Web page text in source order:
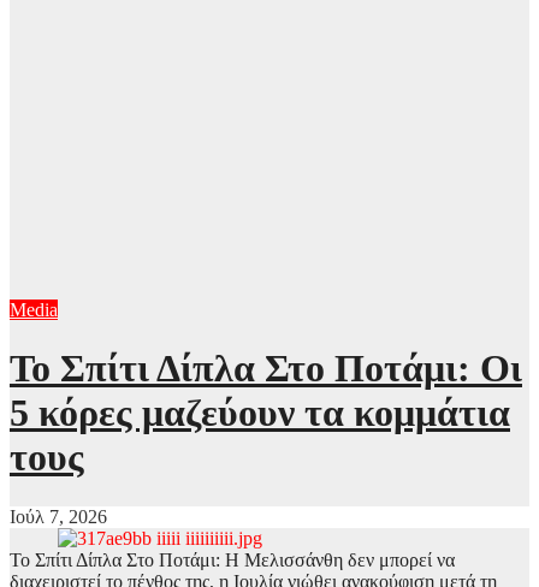
Media
Το Σπίτι Δίπλα Στο Ποτάμι: Οι
5 κόρες μαζεύουν τα κομμάτια
τους
Ιούλ 7, 2026
Το Σπίτι Δίπλα Στο Ποτάμι: Η Μελισσάνθη δεν μπορεί να
διαχειριστεί το πένθος της, η Ιουλία νιώθει ανακούφιση μετά τη